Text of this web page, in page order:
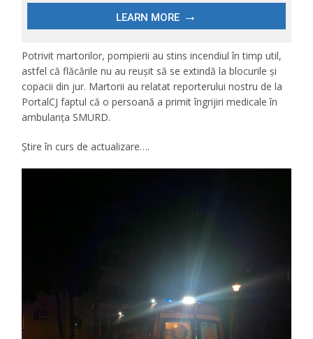
Potrivit martorilor, pompierii au stins incendiul în timp util,
astfel că flăcările nu au reușit să se extindă la blocurile și
copacii din jur. Martorii au relatat reporterului nostru de la
PortalCJ faptul că o persoană a primit îngrijiri medicale în
ambulanța SMURD.
Știre în curs de actualizare….